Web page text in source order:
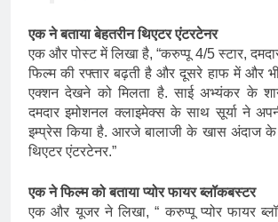
एक ने बताया बेहतरीन थिएटर एंटरटेनर
एक और पोस्ट में लिखा है, “करुप्पू 4/5 स्टार,
फिल्म की रफ्तार बढ़ती है और दूसरे हाफ में और भी
एक्शन देखने को मिलता है. साई अभ्यंकर के
दमदार इमोशनल क्लाइमेक्स के साथ सूर्या ने
इम्प्रेस किया है. आरजे बालाजी के खास अंदाज
थिएटर एंटरटेनर.”
एक ने फिल्म को बताया प्योर फायर ब्लॉकबस्टर
एक और यूजर ने लिखा, “ करुप्पू प्योर फायर